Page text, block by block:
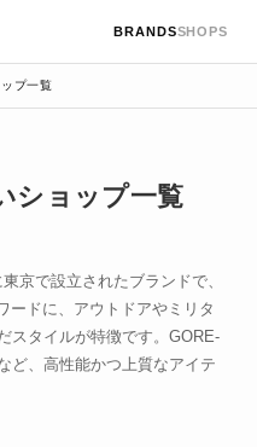
BRANDSSHOPS
プ一覧
ショップ一覧
京で設立されたブランドで、
ードに、アウトドアやミリタ
スタイルが特徴です。GORE-
ど、高性能かつ上質なアイテ